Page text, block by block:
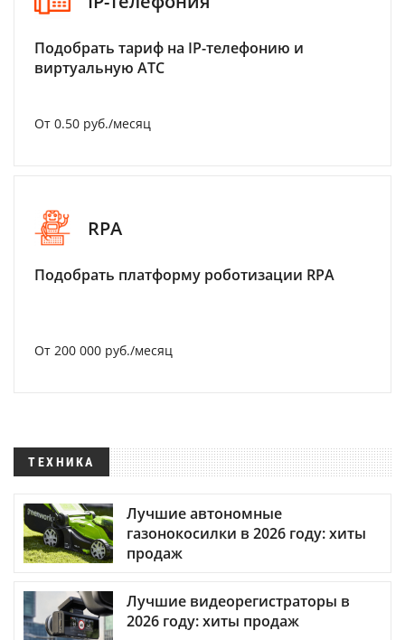
Подобрать тариф на IP-телефонию и
виртуальную АТС
От 0.50 руб./месяц
RPA
Подобрать платформу роботизации RPA
От 200 000 руб./месяц
ТЕХНИКА
Лучшие автономные
газонокосилки в 2026 году: хиты
продаж
Лучшие видеорегистраторы в
2026 году: хиты продаж